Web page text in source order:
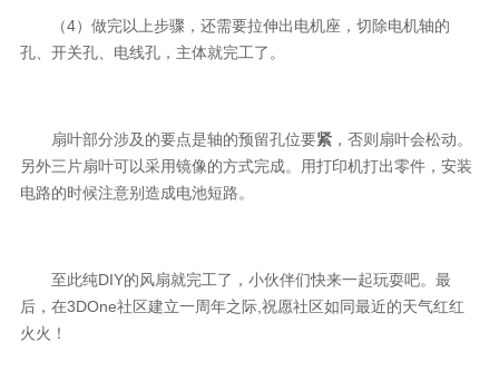
（4）做完以上步骤，还需要拉伸出电机座，切除电机轴的
孔、开关孔、电线孔，主体就完工了。
扇叶部分涉及的要点是轴的预留孔位要紧，否则扇叶会松动。
另外三片扇叶可以采用镜像的方式完成。 用打印机打出零件，安装
电路的时候注意别造成电池短路。
至此纯DIY的风扇就完工了，小伙伴们快来一起玩耍吧。 最
后，在3DOne社区建立一周年之际,祝愿社区如同最近的天气红红
火火！